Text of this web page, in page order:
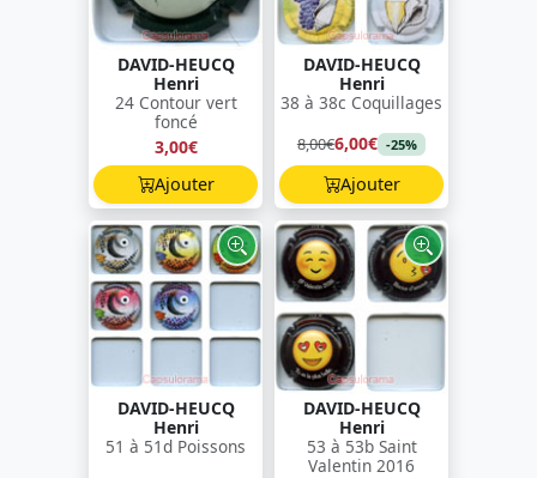
DAVID-HEUCQ
Henri
24 Contour vert
foncé
3,00€
Ajouter
DAVID-HEUCQ
Henri
38 à 38c Coquillages
8,00€6,00€ -25%
Ajouter
DAVID-HEUCQ
Henri
51 à 51d Poissons
DAVID-HEUCQ
Henri
53 à 53b Saint
Valentin 2016